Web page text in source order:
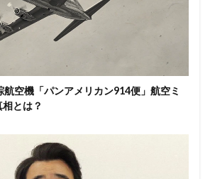
空機「パンアメリカン914便」航空ミ
とは？